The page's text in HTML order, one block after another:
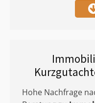
Hohe Nachfrage